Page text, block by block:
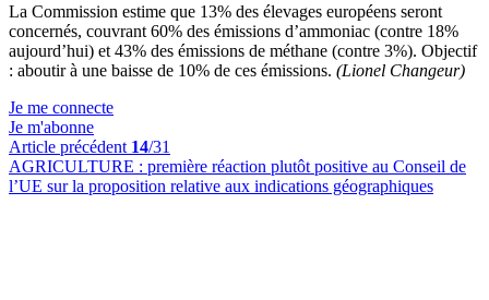
La Commission estime que 13% des élevages européens seront
concernés, couvrant 60% des émissions d’ammoniac (contre 18%
aujourd’hui) et 43% des émissions de méthane (contre 3%). Objectif
: aboutir à une baisse de 10% de ces émissions. (Lionel Changeur)
Je me connecte
Je m'abonne
Article précédent 14/31
AGRICULTURE : première réaction plutôt positive au Conseil de
l’UE sur la proposition relative aux indications géographiques